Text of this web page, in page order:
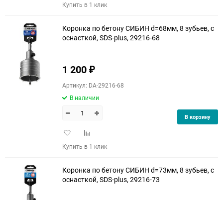
избранноесравнению
Купить в 1 клик
Коронка по бетону СИБИН d=68мм, 8 зубьев, с
оснасткой, SDS-plus, 29216-68
1 200 ₽
Артикул: DA-29216-68
В наличии
Добавить
избранное
Добавить
сравнению
В корзину
Купить в 1 клик
Коронка по бетону СИБИН d=73мм, 8 зубьев, с
оснасткой, SDS-plus, 29216-73